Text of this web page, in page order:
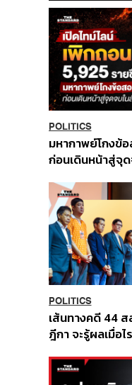
POLITICS
มหากาพย์โกงข้
ก่อนเดินหน้าสู่จุ
POLITICS
เส้นทางคดี 44
ฎีกา จะรู้ผลเมื่อไร